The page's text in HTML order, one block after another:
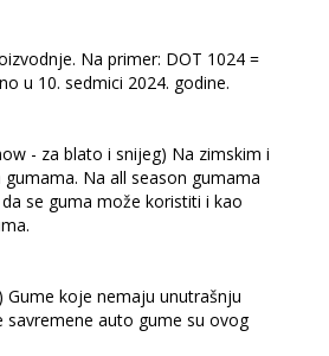
Na primer: DOT 1024 =
u 10. sedmici 2024. godine.
- za blato i snijeg) Na zimskim i
gumama. Na all season gumama
se guma može koristiti i kao
Gume koje nemaju unutrašnju
savremene auto gume su ovog